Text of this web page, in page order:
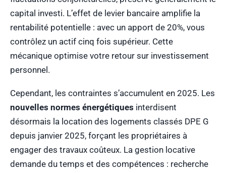
capital investi. L’effet de levier bancaire amplifie la
rentabilité potentielle : avec un apport de 20%, vous
contrôlez un actif cinq fois supérieur. Cette
mécanique optimise votre retour sur investissement
personnel.
Cependant, les contraintes s’accumulent en 2025. Les
nouvelles normes énergétiques interdisent
désormais la location des logements classés DPE G
depuis janvier 2025, forçant les propriétaires à
engager des travaux coûteux. La gestion locative
demande du temps et des compétences : recherche